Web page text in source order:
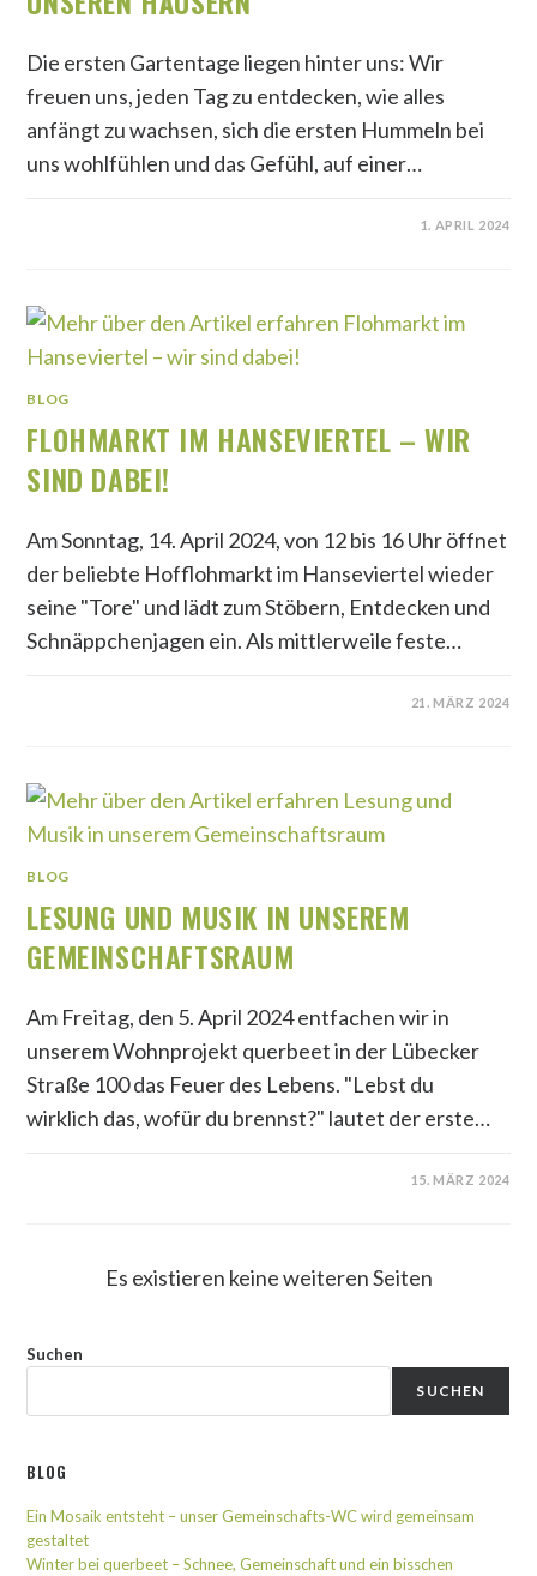
Die ersten Gartentage liegen hinter uns: Wir
freuen uns, jeden Tag zu entdecken, wie alles
anfängt zu wachsen, sich die ersten Hummeln bei
uns wohlfühlen und das Gefühl, auf einer…
1. APRIL 2024
BLOG
FLOHMARKT IM HANSEVIERTEL – WIR
SIND DABEI!
Am Sonntag, 14. April 2024, von 12 bis 16 Uhr öffnet
der beliebte Hofflohmarkt im Hanseviertel wieder
seine "Tore" und lädt zum Stöbern, Entdecken und
Schnäppchenjagen ein. Als mittlerweile feste…
21. MÄRZ 2024
BLOG
LESUNG UND MUSIK IN UNSEREM
GEMEINSCHAFTSRAUM
Am Freitag, den 5. April 2024 entfachen wir in
unserem Wohnprojekt querbeet in der Lübecker
Straße 100 das Feuer des Lebens. "Lebst du
wirklich das, wofür du brennst?" lautet der erste…
15. MÄRZ 2024
Es existieren keine weiteren Seiten
Suchen
SUCHEN
BLOG
Ein Mosaik entsteht – unser Gemeinschafts-WC wird gemeinsam
gestaltet
Winter bei querbeet – Schnee, Gemeinschaft und ein bisschen